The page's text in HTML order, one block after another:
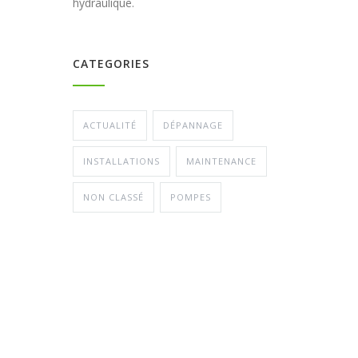
CATEGORIES
ACTUALITÉ DÉPANNAGE
INSTALLATIONS MAINTENANCE
NON CLASSÉ POMPES